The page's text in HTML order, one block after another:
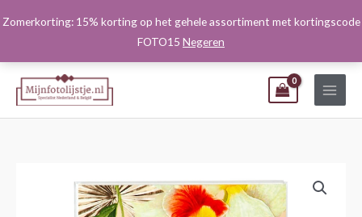
Zomerkorting: 15% korting op het gehele assortiment met kortingscode
FOTO15 Negeren
naar